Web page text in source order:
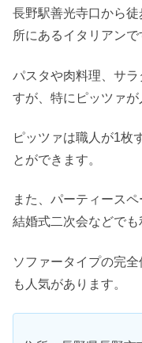
長野駅善光寺口から
所にあるイタリアンで
パスタや肉料理、サ
すが、特にピッツァが
ピッツァは職人が1枚
とができます。
また、パーティース
結婚式二次会などでも
ソファータイプの完
も人気があります。